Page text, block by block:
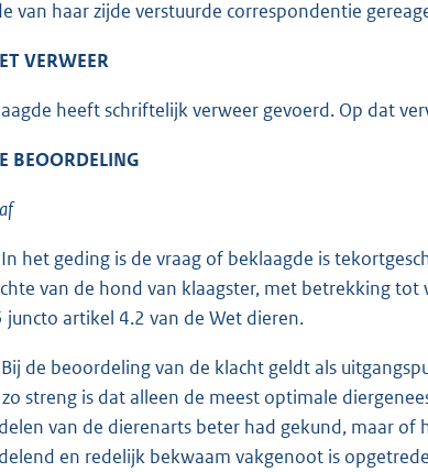
van haar zijde verstuurde correspondentie
VERWEER
heeft schriftelijk verweer gevoerd. Op dat
BEOORDELING
het geding is de vraag of beklaagde is
van de hond van klaagster, met betrekking
juncto artikel 4.2 van de Wet dieren.
de beoordeling van de klacht geldt als
streng is dat alleen de meest optimale
van de dierenarts beter had gekund, maar
en redelijk bekwaam vakgenoot is